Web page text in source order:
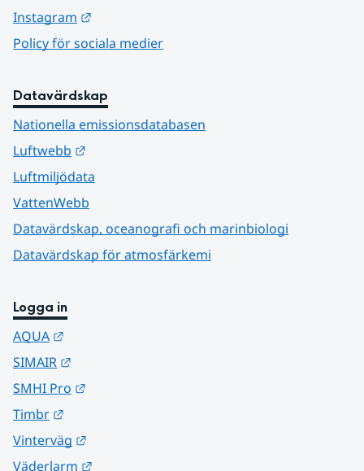
Instagram
Policy för sociala medier
Datavärdskap
Nationella emissionsdatabasen
Luftwebb
Luftmiljödata
VattenWebb
Datavärdskap, oceanografi och marinbiologi
Datavärdskap för atmosfärkemi
Logga in
AQUA
SIMAIR
SMHI Pro
Timbr
Vinterväg
Väderlarm